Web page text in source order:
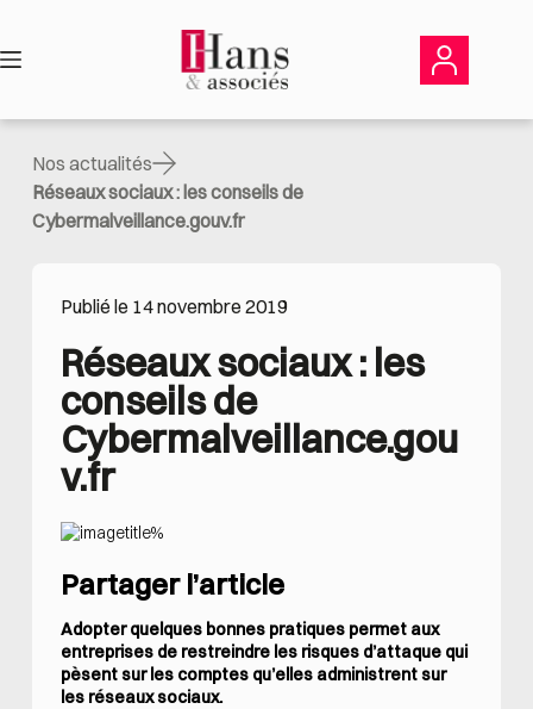
contenu
Nos actualités
Réseaux sociaux : les conseils de
Cybermalveillance.gouv.fr
Publié le 14 novembre 2019
Réseaux sociaux : les
conseils de
Cybermalveillance.gou
v.fr
Partager l’article
Adopter quelques bonnes pratiques permet aux
entreprises de restreindre les risques d’attaque qui
pèsent sur les comptes qu’elles administrent sur
les réseaux sociaux.